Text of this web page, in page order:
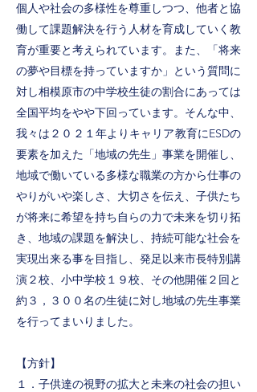
個⼈や社会の多様性を尊重しつつ、他者と協
働して課題解決を⾏う⼈材を育成していく教
育が重要と考えられています。また、「将来
の夢や⽬標を持っていますか」という質問に
対し相模原市の中学校⽣徒の割合にあっては
全国平均をやや下回っています。そんな中、
我々は２０２１年よりキャリア教育にESDの
要素を加えた「地域の先⽣」事業を開催し、
地域で働いている多様な職業の⽅から仕事の
やりがいや楽しさ、⼤切さを伝え、⼦供たち
が将来に希望を持ち⾃らの⼒で未来を切り拓
き、地域の課題を解決し、持続可能な社会を
実現出来る事を⽬指し、発⾜以来市⻑特別講
演２校、⼩中学校１９校、その他開催２回と
約３，３００名の⽣徒に対し地域の先⽣事業
を⾏ってまいりました。
【⽅針】
１．⼦供達の視野の拡⼤と未来の社会の担い